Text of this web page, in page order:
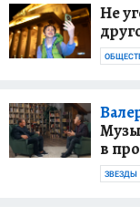
Не
в
ЗВЕЗДЫ